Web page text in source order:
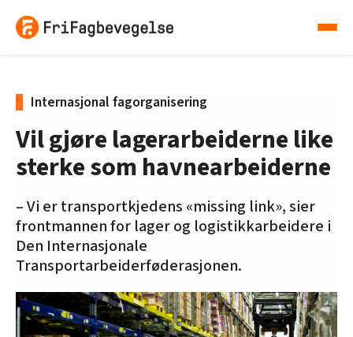
Internasjonal fagorganisering
Vil gjøre lagerarbeiderne like
sterke som havnearbeiderne
– Vi er transportkjedens «missing link», sier
frontmannen for lager og logistikkarbeidere i
Den Internasjonale
Transportarbeiderføderasjonen.